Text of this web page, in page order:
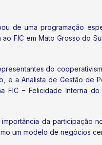
de uma programação
FIC em Mato Grosso do
do
a Analista de Gestão de
– Felicidade Interna
da participação
um modelo de negócios